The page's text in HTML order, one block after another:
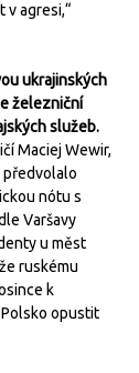
v agresi,“
ukrajinských
železniční
služeb.
Maciej Wewir,
předvolalo
nótu s
Varšavy
u měst
ruskému
k
opustit